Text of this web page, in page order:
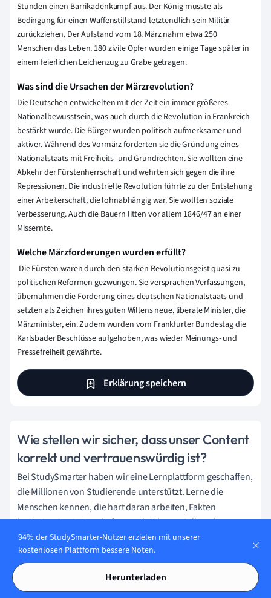
Stunden einen Barrikadenkampf aus. Der König musste als
Bedingung für einen Waffenstillstand letztendlich sein Militär
zurückziehen. Der Aufstand vom 18. März nahm etwa 250
Menschen das Leben. 180 zivile Opfer wurden einige Tage später in
einem feierlichen Leichenzug zu Grabe getragen.
Was sind die Ursachen der Märzrevolution?
Die Deutschen entwickelten mit der Zeit ein immer größeres
Nationalbewusstsein, was auch durch die Revolution in Frankreich
bestärkt wurde. Die Bürger wurden politisch aufmerksamer und
aktiver. Während des Vormärz forderten sie die Gründung eines
Nationalstaats mit Freiheits- und Grundrechten. Sie wollten eine
Abkehr der Fürstenherrschaft und wehrten sich gegen die ihre
Repressionen. Die industrielle Revolution führte zu der Entstehung
einer Arbeiterschaft, die lohnabhängig war. Sie wollten soziale
Verbesserung. Auch die Bauern litten vor allem 1846/47 an einer
Missernte.
Welche Märzforderungen wurden erfüllt?
Die Fürsten waren durch den starken Revolutionsgeist quasi zu
politischen Reformen gezwungen. Sie versprachen Verfassungen,
übernahmen die Forderung eines deutschen Nationalstaats und
setzten als Zeichen ihres guten Willens neue, liberale Minister, die
Märzminister, ein. Zudem wurden vom Frankfurter Bundestag die
Karlsbader Beschlüsse aufgehoben, was wieder Meinungs- und
Pressefreiheit gewährte.
Erklärung speichern
Wie stellen wir sicher, dass unser Content
korrekt und vertrauenswürdig ist?
Bei StudySmarter haben wir eine Lernplattform geschaffen,
die Millionen von Studierende unterstützt. Lerne die
Menschen kennen, die hart daran arbeiten, Fakten
basierten Content zu liefern und sicherzustellen, dass er
überprüft wird.
Content-Erstellungsprozess:
94% der StudySmarter-Nutzer erzielen mit unserer
kostenlosen Plattform bessere Noten.
Herunterladen